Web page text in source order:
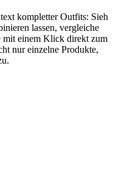
kompletter Outfits: Sieh
lassen, vergleiche
mit einem Klick direkt zum
nur einzelne Produkte,